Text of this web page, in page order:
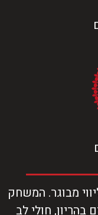
10 ומעלה בליווי מבוגר. המשחק
בהריון, חולי לב